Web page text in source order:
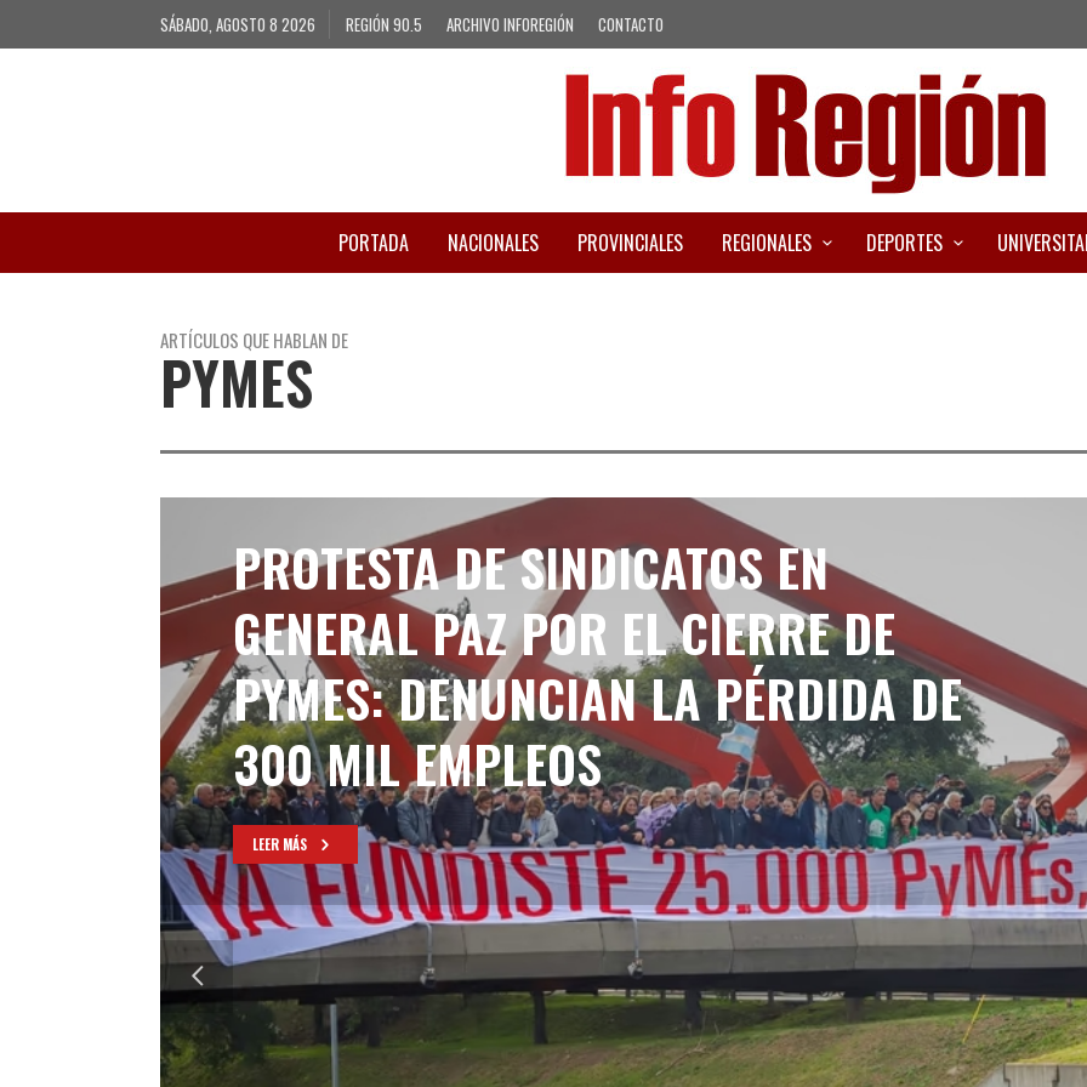
SÁBADO, AGOSTO 8 2026 REGIÓN 90.5 ARCHIVO INFOREGIÓN CONTACTO
PORTADA NACIONALES PROVINCIALES REGIONALES DEPORTES
ARTÍCULOS QUE HABLAN DE
PYMES
PROTESTA DE SINDICATOS EN
GENERAL PAZ POR EL CIERRE DE
PYMES: DENUNCIAN LA PÉRDIDA DE
300 MIL EMPLEOS
LEER MÁS